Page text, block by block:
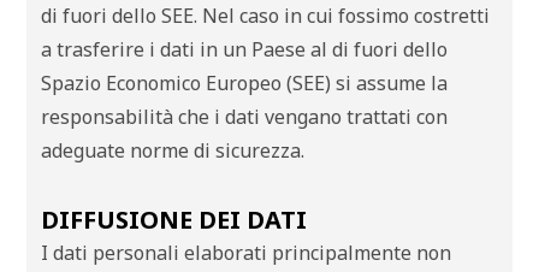
di fuori dello SEE. Nel caso in cui fossimo costretti
a trasferire i dati in un Paese al di fuori dello
Spazio Economico Europeo (SEE) si assume la
responsabilità che i dati vengano trattati con
adeguate norme di sicurezza.
DIFFUSIONE DEI DATI
I dati personali elaborati principalmente non